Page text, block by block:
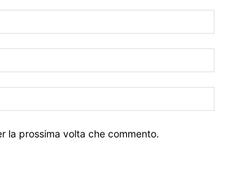
Web:
la prossima volta che commento.